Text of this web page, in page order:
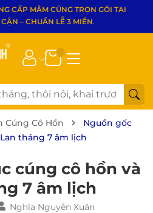
CẤP MÂM CÚNG TRỌN GÓI TẠI
– CHUẨN LỄ 3 MIỀN.
Cúng Cô Hồn
Nguồn gốc
tháng 7 âm lịch
cúng cô hồn và
7 âm lịch
Nghĩa Nguyễn Xuân